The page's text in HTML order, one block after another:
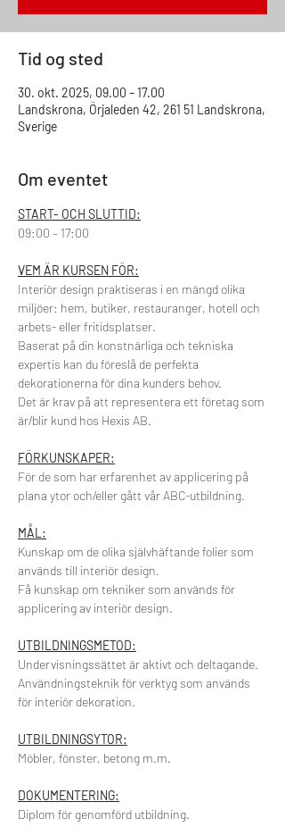
Tid og sted
30. okt. 2025, 09.00 – 17.00
Landskrona, Örjaleden 42, 261 51 Landskrona,
Sverige
Om eventet
START- OCH SLUTTID:
09:00 – 17:00
VEM ÄR KURSEN FÖR:
Interiör design praktiseras i en mängd olika
miljöer: hem, butiker, restauranger, hotell och
arbets- eller fritidsplatser.
Baserat på din konstnärliga och tekniska
expertis kan du föreslå de perfekta
dekorationerna för dina kunders behov.
Det är krav på att representera ett företag som
är/blir kund hos Hexis AB.
FÖRKUNSKAPER:
För de som har erfarenhet av applicering på
plana ytor och/eller gått vår ABC-utbildning.
MÅL:
Kunskap om de olika självhäftande folier som
används till interiör design.
Få kunskap om tekniker som används för
applicering av interiör design.
UTBILDNINGSMETOD:
Undervisningssättet är aktivt och deltagande.
Användningsteknik för verktyg som används
för interiör dekoration.
UTBILDNINGSYTOR:
Möbler, fönster, betong m.m.
DOKUMENTERING:
Diplom för genomförd utbildning.